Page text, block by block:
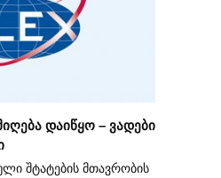
დაიწყო – ვადები
შტატების მთავრობის